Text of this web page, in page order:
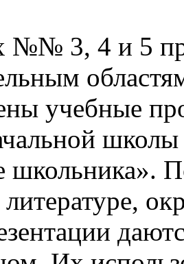
№№ 3, 4 и 5
учебные
школьника».